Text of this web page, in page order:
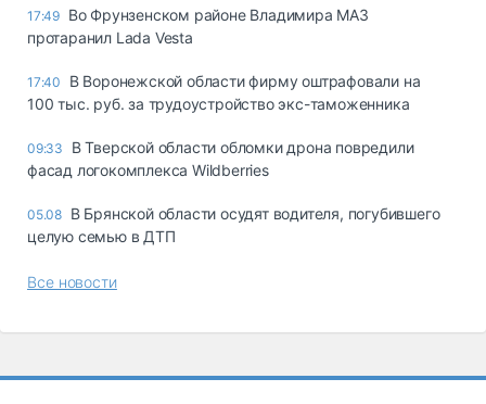
17:49 Во Фрунзенском районе Владимира МАЗ
протаранил Lada Vesta
17:40
В Воронежской области фирму оштрафовали на
100 тыс. руб. за трудоустройство экс-таможенника
09:33
В Тверской области обломки дрона повредили
фасад логокомплекса Wildberries
05.08 В Брянской области осудят водителя, погубившего
целую семью в ДТП
Все новости